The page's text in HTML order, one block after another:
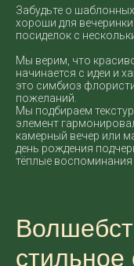
Забудьте о
хороши для
посиделок с
Мы верим, что
начинается с идеи и
это симбиоз
пожеланий.
Мы подбираем
элемент
камерный вечер или
день рождения
тёплые воспоминания